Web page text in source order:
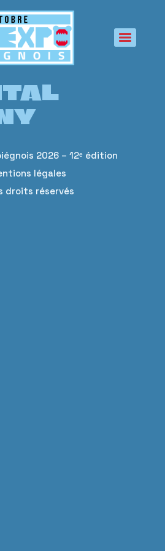
2026 – 12ᵉ édition
légales
droits réservés